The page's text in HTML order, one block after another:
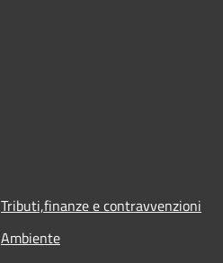
Tributi,finanze e contravvenzioni
Ambiente